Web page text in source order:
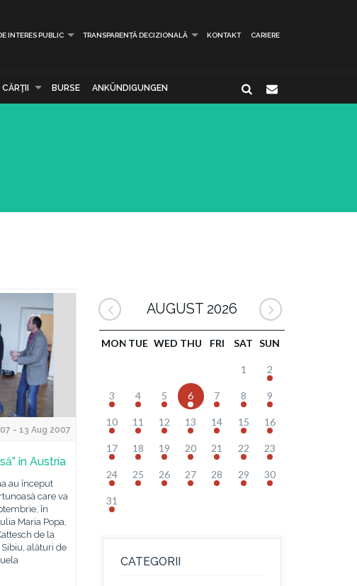
INTERES PUBLIC TRANSPARENȚĂ DECIZIONALĂ KONTAKT CARIERE
BURSE ANKÜNDIGUNGEN
- 13 Aug 2007
în Austria
au început
care va
în
Maria Popa,
de la
alături de
AUGUST 2026
MON TUE WED THU FRI SAT SUN
1 2
3 4 5 6 7 8 9
10 11 12 13 14 15 16
17 18 19 20 21 22 23
24 25 26 27 28 29 30
31
CATEGORII